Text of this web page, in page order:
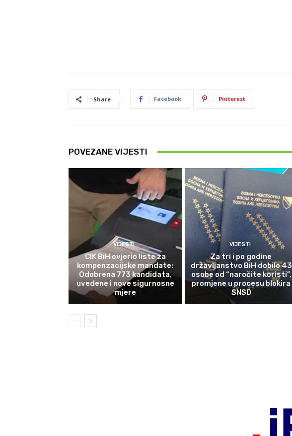
Share Facebook Pinterest
POVEZANE VIJESTI
VIJESTI
CIK BiH ovjerio liste za
kompenzacijske mandate:
Odobrena 773 kandidata,
uvedene i nove sigurnosne
mjere
VIJESTI
Za tri i po godine
državljanstvo BiH dobilo 43
osobe od “naročite koristi”,
promjene u procesu blokira
SNSD